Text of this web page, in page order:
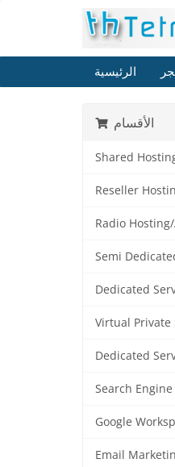
الرئيسية
الأقسام
Shared
Reseller
Radio
Semi
Dedicated
Virtual Private
Dedicated
Search
Google
Email